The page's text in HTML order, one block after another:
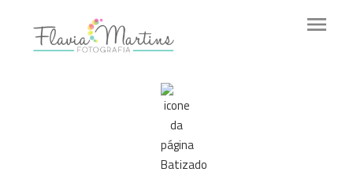
menu